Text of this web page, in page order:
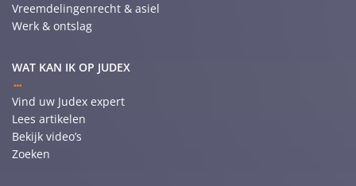
Vreemdelingenrecht & asiel
Werk & ontslag
WAT KAN IK OP JUDEX
Vind uw Judex expert
Lees artikelen
Bekijk video’s
Zoeken